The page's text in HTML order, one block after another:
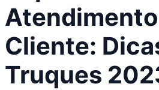
Cliente:
Truques